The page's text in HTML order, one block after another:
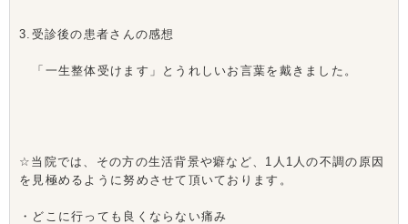
3.受診後の患者さんの感想
「一生整体受けます」とうれしいお言葉を戴きました。
☆当院では、その方の生活背景や癖など、1人1人の不調の原因
を見極めるように努めさせて頂いております。
・どこに行っても良くならない痛み